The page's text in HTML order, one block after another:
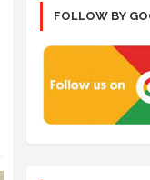
FOLLOW BY